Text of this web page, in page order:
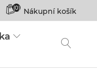
(0) Nákupní košík